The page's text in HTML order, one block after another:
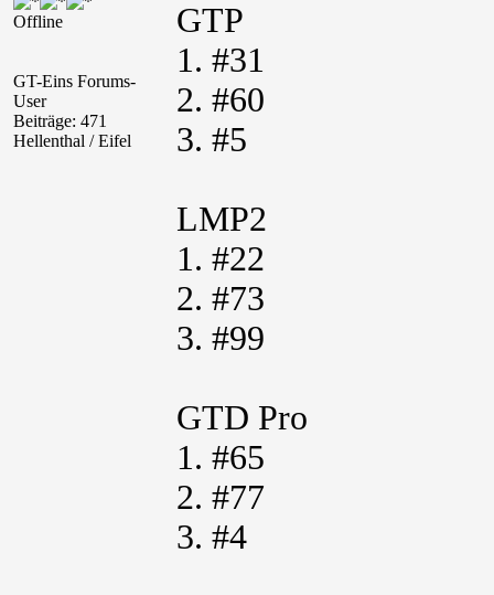
Offline
GT-Eins Forums-
User
Beiträge: 471
Hellenthal / Eifel
GTP
1. #31
2. #60
3. #5
LMP2
1. #22
2. #73
3. #99
GTD Pro
1. #65
2. #77
3. #4